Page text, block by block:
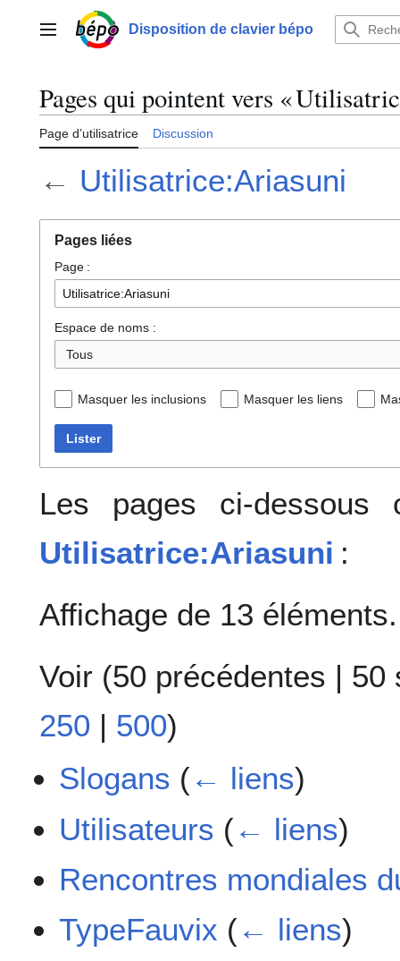
contenuMenu principalDisposition de clavier bépo
Pages qui pointent vers «
Page d’utilisatrice Discussion
← Utilisatrice:Ariasuni
Pages liées
Page :
Espace de noms :
Tous
Masquer les inclusions Masquer les liens
Lister
Les pages ci-dessous
Utilisatrice:Ariasuni :
Affichage de 13 éléments.
Voir (50 précédentes | 50
250 | 500)
Slogans (← liens)
Utilisateurs (← liens)
Rencontres mondiales
TypeFauvix (← liens)